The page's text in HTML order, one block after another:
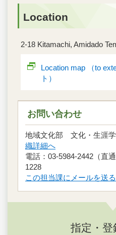
Location
2-18 Kitamachi, Amidado
Location map （to
ト）
お問い合わせ
地域文化部 文化・生涯
織詳細へ
電話：03-5984-2442（
1228
この担当課にメールを送る
指定・登